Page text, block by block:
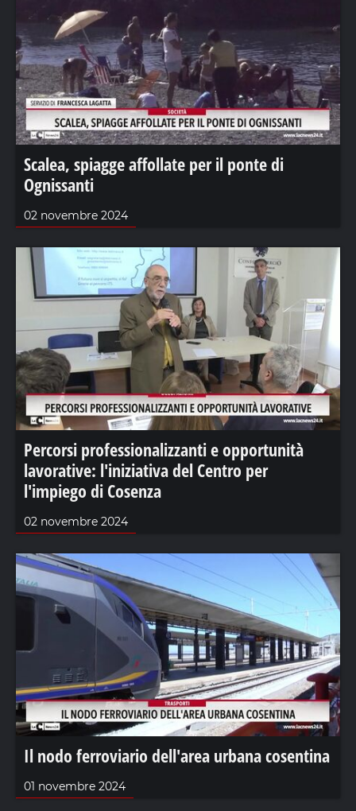
Scalea, spiagge affollate per il ponte di
Ognissanti
02 novembre 2024
Percorsi professionalizzanti e opportunità
lavorative: l'iniziativa del Centro per
l'impiego di Cosenza
02 novembre 2024
Il nodo ferroviario dell'area urbana cosentina
01 novembre 2024